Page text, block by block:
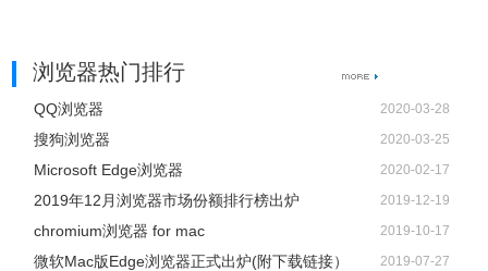
浏览器热门排行
QQ浏览器 2020-03-28
搜狗浏览器 2020-03-25
Microsoft Edge浏览器 2020-02-17
2019年12月浏览器市场份额排行榜出炉 2019-12-19
chromium浏览器 for mac 2019-10-17
微软Mac版Edge浏览器正式出炉(附下载链接） 2019-07-27